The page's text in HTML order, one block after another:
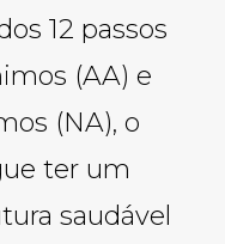
12 passos
(AA) e
(NA), o
ter um
saudável